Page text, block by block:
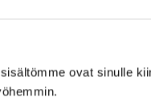
ovat sinulle